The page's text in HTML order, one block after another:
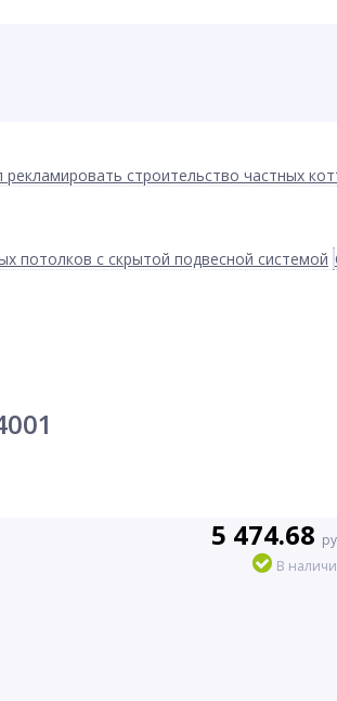
строительство частных
потолков с скрытой подвесной системой
5 474.68
В